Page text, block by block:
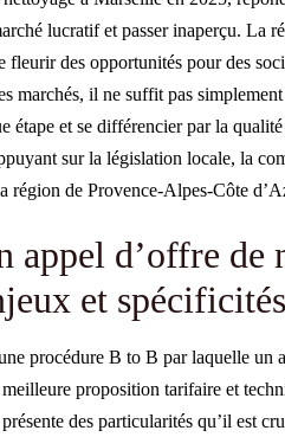
lucratif et passer inaperçu. La
fleurir des opportunités pour des
marchés, il ne suffit pas
étape et se différencier par la
sur la législation locale, la
région de Provence-Alpes-Côte
appel d’offre de
et
procédure B to B par laquelle un
proposition tarifaire et
des particularités qu’il est